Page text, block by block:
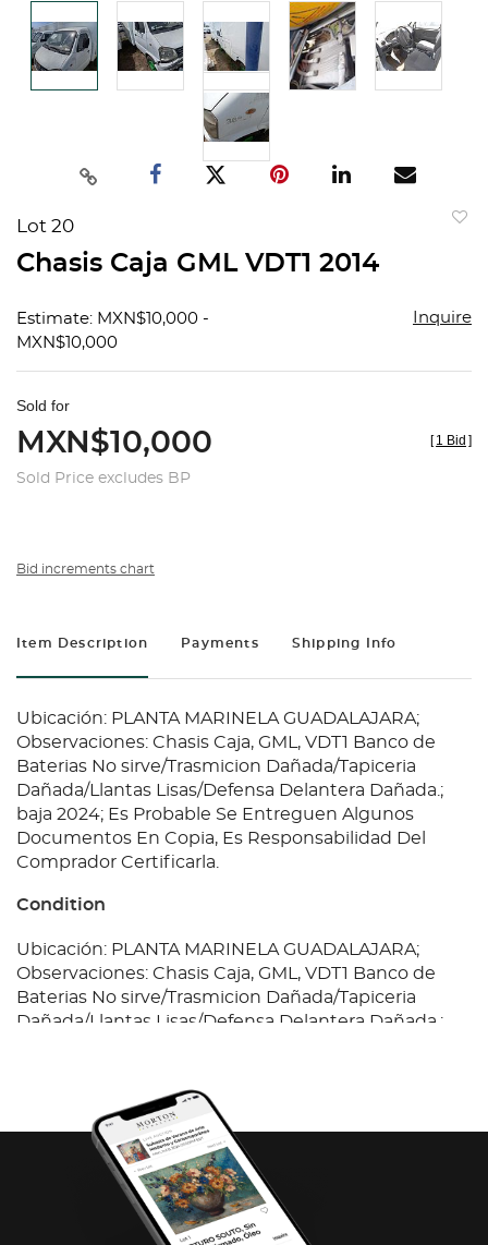
Lot 20
Chasis Caja GML VDT1 2014
Estimate: MXN$10,000 -
MXN$10,000
Inquire
Sold for
MXN$10,000
Sold Price excludes BP
[ 1 Bid ]
Bid increments chart
Item Description Payments Shipping Info
Ubicación: PLANTA MARINELA GUADALAJARA;
Observaciones: Chasis Caja, GML, VDT1 Banco de
Baterias No sirve/Trasmicion Dañada/Tapiceria
Dañada/Llantas Lisas/Defensa Delantera Dañada.;
baja 2024; Es Probable Se Entreguen Algunos
Documentos En Copia, Es Responsabilidad Del
Comprador Certificarla.
Condition
Ubicación: PLANTA MARINELA GUADALAJARA;
Observaciones: Chasis Caja, GML, VDT1 Banco de
Baterias No sirve/Trasmicion Dañada/Tapiceria
Dañada/Llantas Lisas/Defensa Delantera Dañada.;
Comprador Certificarla.